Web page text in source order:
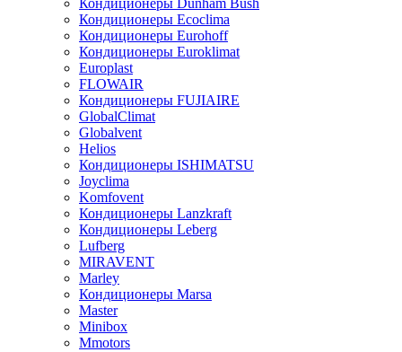
Кондиционеры Dunham Bush
Кондиционеры Ecoclima
Кондиционеры Eurohoff
Кондиционеры Euroklimat
Europlast
FLOWAIR
Кондиционеры FUJIAIRE
GlobalClimat
Globalvent
Helios
Кондиционеры ISHIMATSU
Joyclima
Komfovent
Кондиционеры Lanzkraft
Кондиционеры Leberg
Lufberg
MIRAVENT
Marley
Кондиционеры Marsa
Master
Minibox
Mmotors